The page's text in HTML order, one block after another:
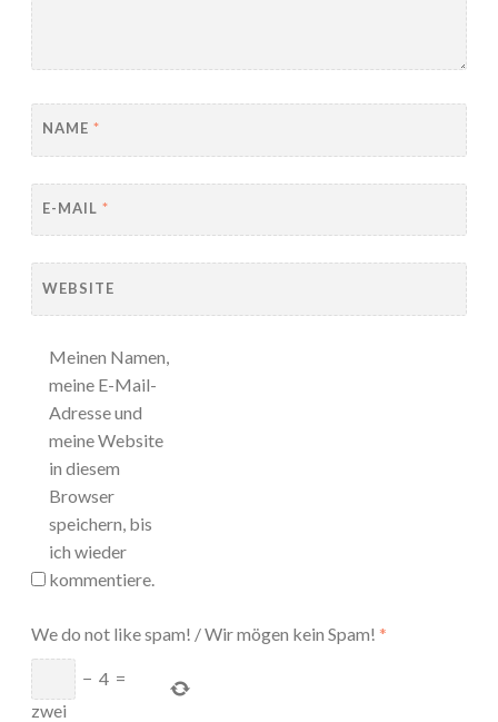
NAME *
E-MAIL *
WEBSITE
Meinen Namen,
meine E-Mail-
Adresse und
meine Website
in diesem
Browser
speichern, bis
ich wieder
kommentiere.
We do not like spam! / Wir mögen kein Spam! *
− 4 =
zwei